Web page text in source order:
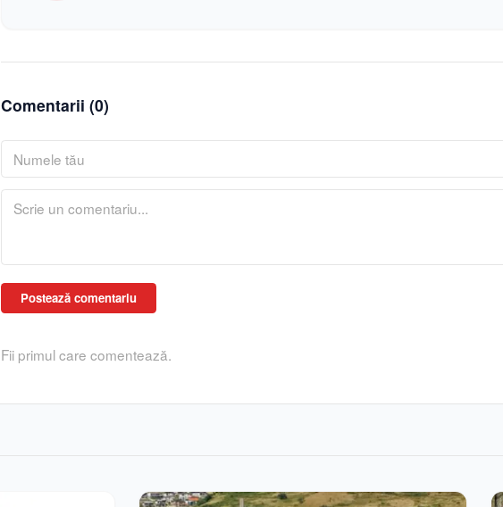
Comentarii (0)
Postează comentariu
Fii primul care comentează.